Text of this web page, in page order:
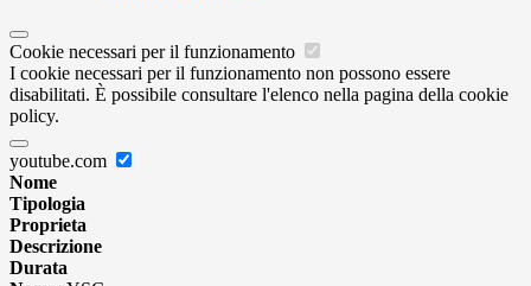
Cookie necessari per il funzionamento
I cookie necessari per il funzionamento non possono essere
disabilitati. È possibile consultare l'elenco nella pagina della cookie
policy.
youtube.com
Nome
Tipologia
Proprieta
Descrizione
Durata